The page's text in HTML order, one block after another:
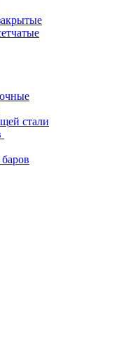
стали